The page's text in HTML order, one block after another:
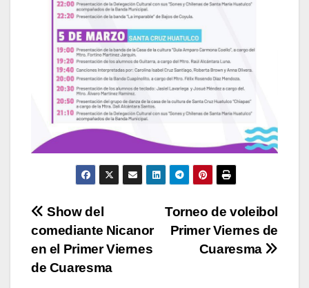
Navegación
de
entradas
Torneo de voleibol
Primer Viernes de
Cuaresma
Show del
comediante Nicanor
en el Primer Viernes
de Cuaresma